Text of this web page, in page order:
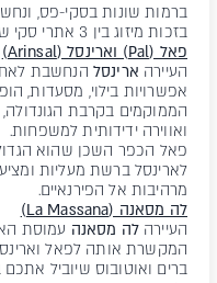
ברמות שונות בסקי-פס,
בזכות מיזוג בין 3 אתרי סקי שונים:
פאל (Pal) וארינסל (Arinsal)
העיירה ארינסל הנחשבת
אפשרויות בילוי, מסעדות,
הממוקמים בקרבת הגונדולה,
ואווירה ידידותית למשפחות.
פאל הכפר השכן שהוא
לארינסל ברשת מעליות
מרהיבות אל הפירנאיים.
לה מסאנה (La Massana)
העיירהלה מסאנה עמוסת
המקשרת אותה לפאל